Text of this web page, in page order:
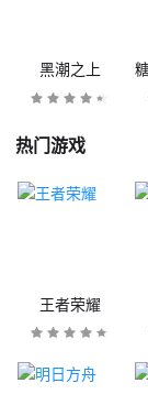
黑潮之上
热门游戏
王者荣耀